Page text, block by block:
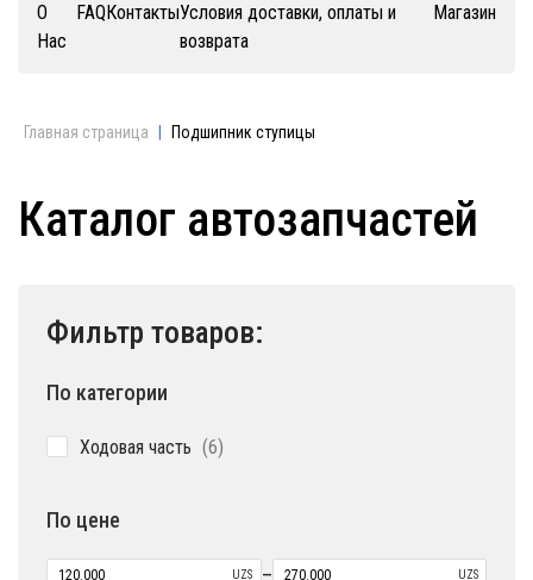
О
Нас
FAQКонтактыУсловия доставки, оплаты и
возврата
Магазин
Главная страница Подшипник ступицы
Каталог автозапчастей
Фильтр товаров:
По категории
Ходовая часть 66
По цене
UZS – UZS